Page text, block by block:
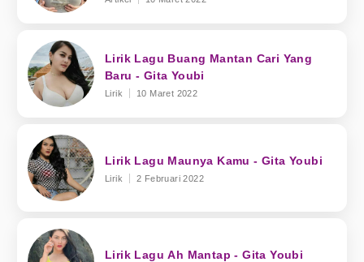
Lirik Lagu Buang Mantan Cari Yang
Baru - Gita Youbi
Lirik 10 Maret 2022
Lirik Lagu Maunya Kamu - Gita Youbi
Lirik 2 Februari 2022
Lirik Lagu Ah Mantap - Gita Youbi